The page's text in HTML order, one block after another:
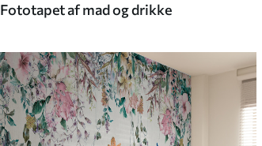
Fototapet af mad og drikke